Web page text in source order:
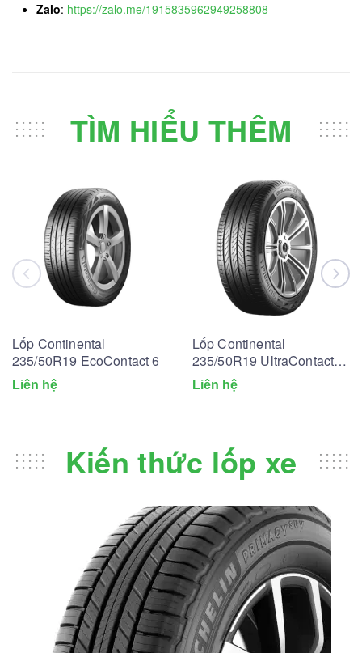
Zalo: https://zalo.me/1915835962949258808
TÌM HIỂU THÊM
Lốp Continental
235/50R19 EcoContact 6
Liên hệ
Lốp Continental
235/50R19 UltraContact
UC6
Liên hệ
Kiến thức lốp xe